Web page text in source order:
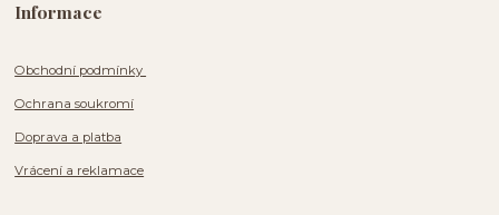
Informace
Obchodní podmínky
Ochrana soukromí
Doprava a platba
Vrácení a reklamace